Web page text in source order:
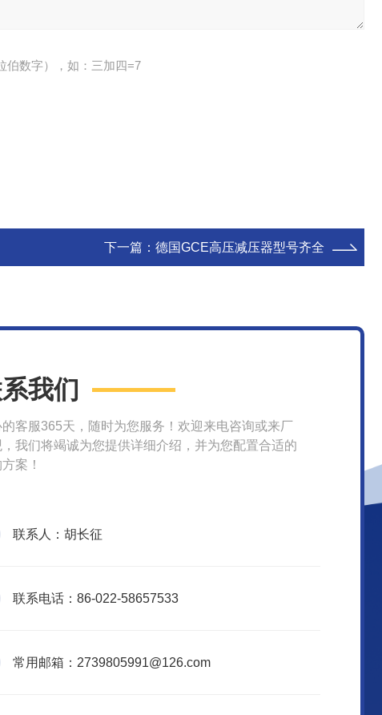
伯数字），如：三加四=7
下一篇： 德国GCE高压减压器型号齐全
我们
的客服365天，随时为您服务！欢迎来电咨询或来厂
我们将竭诚为您提供详细介绍，并为您配置合适的
案！
联系人：胡长征
联系电话：86-022-58657533
常用邮箱：2739805991@126.com